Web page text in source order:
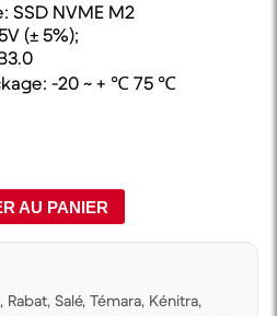
NVME M2
(± 5%);
-20 ~ + ℃ 75 ℃
AU PANIER
Salé, Témara, Kénitra,